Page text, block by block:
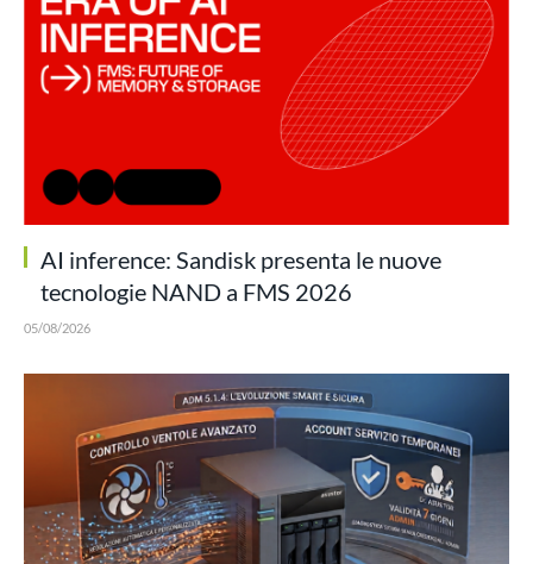
AI inference: Sandisk presenta le nuove
tecnologie NAND a FMS 2026
05/08/2026